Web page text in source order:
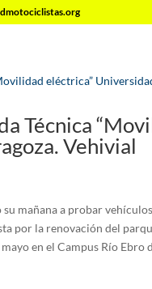
Técnica
Vehivial
su mañana a probar
por la renovación del
en el Campus Río Ebro